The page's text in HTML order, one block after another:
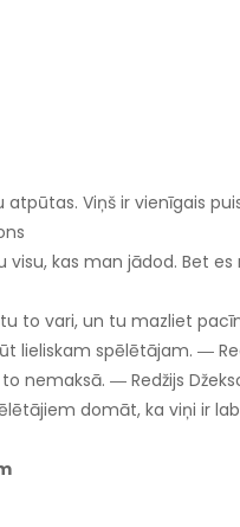
atpūtas. Viņš ir vienīgais
visu, kas man jādod. Bet
to vari, un tu mazliet
spēlētājam. ―
nemaksā. ― Redžijs
domāt, ka viņi ir